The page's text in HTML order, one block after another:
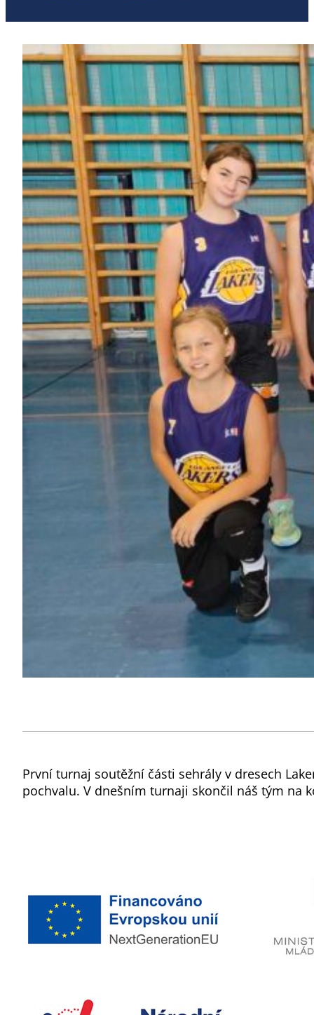
První turnaj soutěžní části sehrály v dresech
pochvalu. V dnešním turnaji skončil náš tým na